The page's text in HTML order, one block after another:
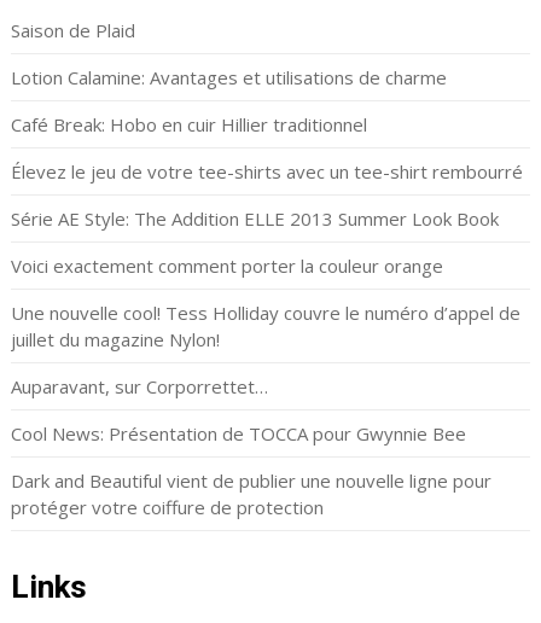
Saison de Plaid
Lotion Calamine: Avantages et utilisations de charme
Café Break: Hobo en cuir Hillier traditionnel
Élevez le jeu de votre tee-shirts avec un tee-shirt rembourré
Série AE Style: The Addition ELLE 2013 Summer Look Book
Voici exactement comment porter la couleur orange
Une nouvelle cool! Tess Holliday couvre le numéro d’appel de
juillet du magazine Nylon!
Auparavant, sur Corporrettet…
Cool News: Présentation de TOCCA pour Gwynnie Bee
Dark and Beautiful vient de publier une nouvelle ligne pour
protéger votre coiffure de protection
Links